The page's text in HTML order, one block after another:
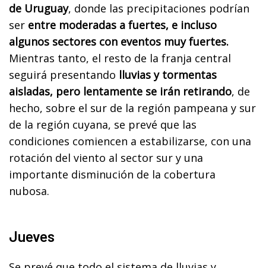
de Uruguay, donde las precipitaciones podrían
ser entre moderadas a fuertes, e incluso
algunos sectores con eventos muy fuertes.
Mientras tanto, el resto de la franja central
seguirá presentando lluvias y tormentas
aisladas, pero lentamente se irán retirando, de
hecho, sobre el sur de la región pampeana y sur
de la región cuyana, se prevé que las
condiciones comiencen a estabilizarse, con una
rotación del viento al sector sur y una
importante disminución de la cobertura
nubosa.
Jueves